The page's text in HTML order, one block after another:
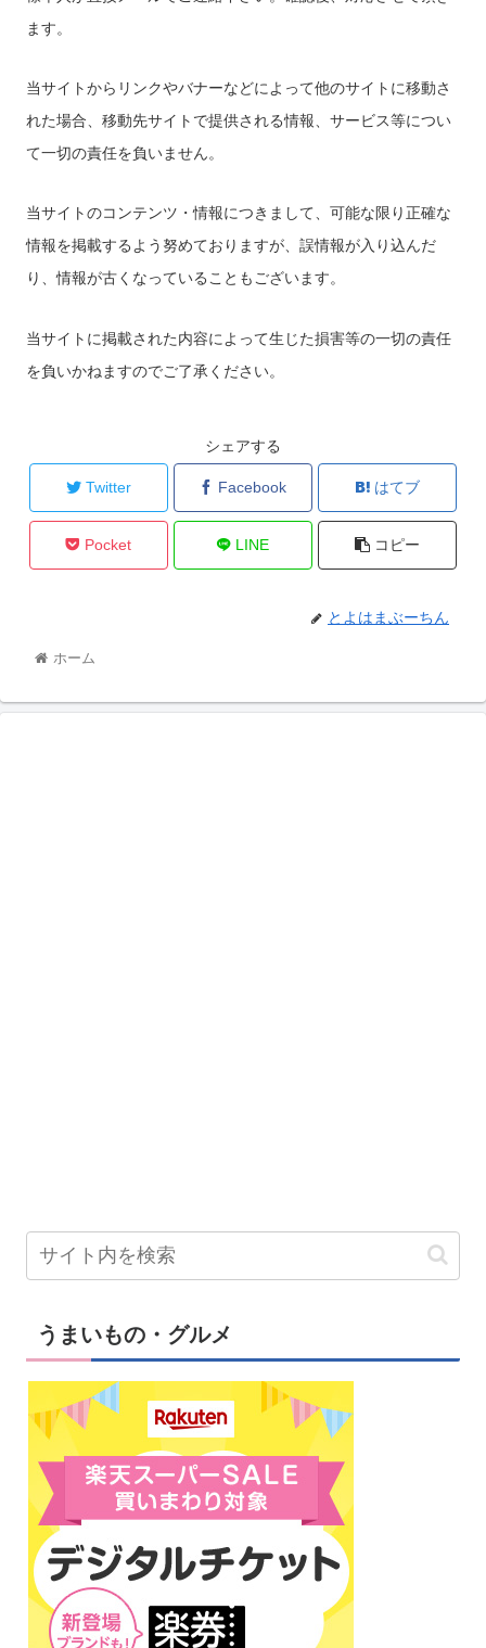
ます。
当サイトからリンクやバナーなどによって他のサイトに移動さ
れた場合、移動先サイトで提供される情報、サービス等につい
て一切の責任を負いません。
当サイトのコンテンツ・情報につきまして、可能な限り正確な
情報を掲載するよう努めておりますが、誤情報が入り込んだ
り、情報が古くなっていることもございます。
当サイトに掲載された内容によって生じた損害等の一切の責任
を負いかねますのでご了承ください。
シェアする
Twitter Facebook はてブ
Pocket LINE コピー
とよはまぶーちん
ホーム
うまいもの・グルメ